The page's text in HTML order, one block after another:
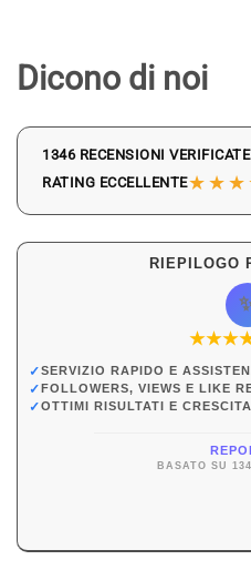
Dicono di noi
1346 RECENSIONI VERIFICATE
RATING ECCELLENTE
RIEPILOGO
★★★
✓SERVIZIO RAPIDO E
✓FOLLOWERS, VIEWS E LIKE
✓OTTIMI RISULTATI E
BASATO SU